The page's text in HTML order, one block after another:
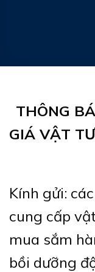
THÔNG
GIÁ VẬT
Kính gửi:
cung cấp
mua sắm
bồi dưỡng